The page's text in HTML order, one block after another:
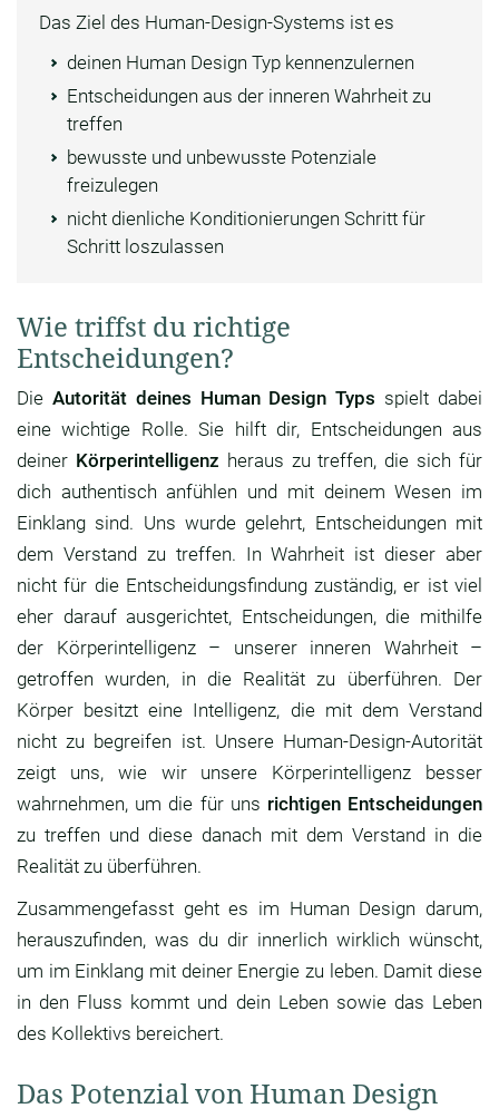
Das Ziel des Human-Design-Systems ist es
deinen Human Design Typ kennenzulernen
Entscheidungen aus der inneren Wahrheit zu
treffen
bewusste und unbewusste Potenziale
freizulegen
nicht dienliche Konditionierungen Schritt für
Schritt loszulassen
Wie triffst du richtige
Entscheidungen?
Die Autorität deines Human Design Typs spielt dabei
eine wichtige Rolle. Sie hilft dir, Entscheidungen aus
deiner Körperintelligenz heraus zu treffen, die sich für
dich authentisch anfühlen und mit deinem Wesen im
Einklang sind. Uns wurde gelehrt, Entscheidungen mit
dem Verstand zu treffen. In Wahrheit ist dieser aber
nicht für die Entscheidungsfindung zuständig, er ist viel
eher darauf ausgerichtet, Entscheidungen, die mithilfe
der Körperintelligenz – unserer inneren Wahrheit –
getroffen wurden, in die Realität zu überführen. Der
Körper besitzt eine Intelligenz, die mit dem Verstand
nicht zu begreifen ist. Unsere Human-Design-Autorität
zeigt uns, wie wir unsere Körperintelligenz besser
wahrnehmen, um die für uns richtigen Entscheidungen
zu treffen und diese danach mit dem Verstand in die
Realität zu überführen.
Zusammengefasst geht es im Human Design darum,
herauszufinden, was du dir innerlich wirklich wünscht,
um im Einklang mit deiner Energie zu leben. Damit diese
in den Fluss kommt und dein Leben sowie das Leben
des Kollektivs bereichert.
Das Potenzial von Human Design